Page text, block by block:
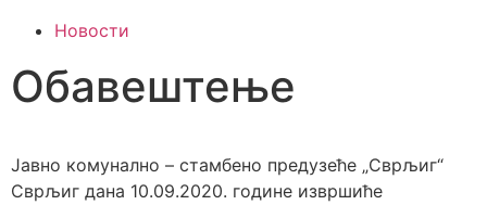
Новости
Обавештење
Јавно комунално – стамбено предузеће „Сврљиг“
Сврљиг дана 10.09.2020. године извршиће